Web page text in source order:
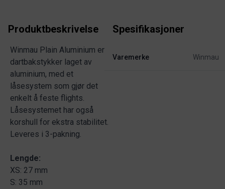
Produktbeskrivelse
Winmau Plain Aluminium er
dartbakstykker laget av
aluminium, med et
låsesystem som gjør det
enkelt å feste flights.
Låsesystemet har også
korshull for ekstra stabilitet.
Leveres i 3-pakning.
Lengde:
XS: 27 mm
S: 35 mm
Spesifikasjoner
Varemerke Winmau